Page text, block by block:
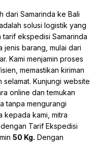
dari Samarinda ke Bali
solusi logistik yang
ekspedisi Samarinda
jenis barang, mulai dari
Kami menjamin proses
memastikan kiriman
selamat. Kunjungi website
online dan temukan
tanpa mengurangi
kepada kami, mitra
Tarif Ekspedisi
50 Kg. Dengan